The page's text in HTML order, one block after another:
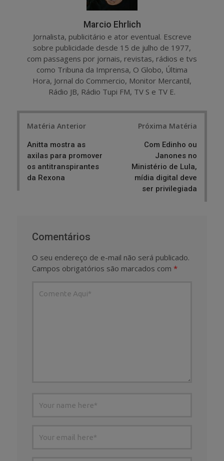
Marcio Ehrlich
Jornalista, publicitário e ator eventual. Escreve
sobre publicidade desde 15 de julho de 1977,
com passagens por jornais, revistas, rádios e tvs
como Tribuna da Imprensa, O Globo, Última
Hora, Jornal do Commercio, Monitor Mercantil,
Rádio JB, Rádio Tupi FM, TV S e TV E.
Matéria Anterior
Anitta mostra as
axilas para promover
os antitranspirantes
da Rexona
Próxima Matéria
Com Edinho ou
Janones no
Ministério de Lula,
mídia digital deve
ser privilegiada
Comentários
O seu endereço de e-mail não será publicado.
Campos obrigatórios são marcados com *